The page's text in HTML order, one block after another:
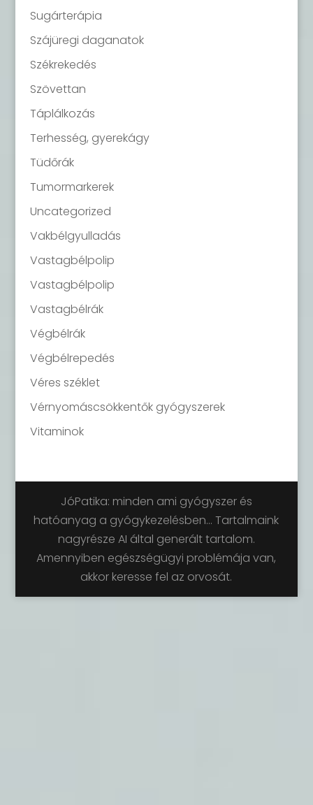
Sugárterápia
Szájüregi daganatok
Székrekedés
Szövettan
Táplálkozás
Terhesség, gyerekágy
Tüdőrák
Tumormarkerek
Uncategorized
Vakbélgyulladás
Vastagbélpolip
Vastagbélpolip
Vastagbélrák
Végbélrák
Végbélrepedés
Véres széklet
Vérnyomáscsökkentők gyógyszerek
Vitaminok
JóPatika: minden ami gyógyszer és
hatóanyag a gyógykezelésben... Tartalmaink
nagyrésze AI által generált tartalom.
Amennyiben egészségügyi problémája van,
akkor keresse fel az orvosát.